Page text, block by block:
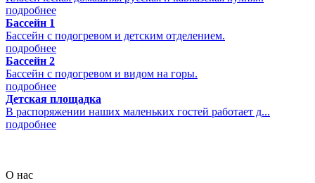
подробнее
Бассейн 1
Бассейн с подогревом и детским отделением.
подробнее
Бассейн 2
Бассейн с подогревом и видом на горы.
подробнее
Детская площадка
В распоряжении наших маленьких гостей работает д...
подробнее
О нас